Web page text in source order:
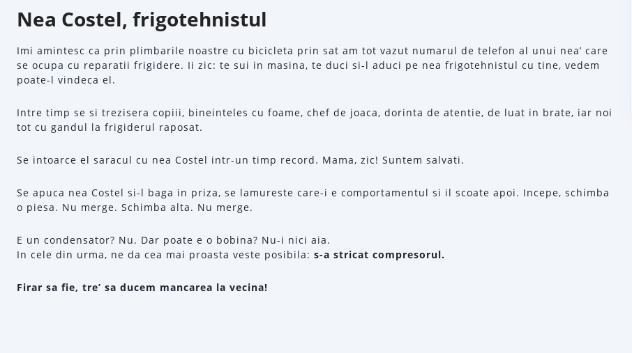
Nea Costel, frigotehnistul
Imi amintesc ca prin plimbarile noastre cu bicicleta prin sat am tot vazut numarul de telefon al unui nea’ care
se ocupa cu reparatii frigidere. Ii zic: te sui in masina, te duci si-l aduci pe nea frigotehnistul cu tine, vedem
poate-l vindeca el.
Intre timp se si trezisera copiii, bineinteles cu foame, chef de joaca, dorinta de atentie, de luat in brate, iar noi
tot cu gandul la frigiderul raposat.
Se intoarce el saracul cu nea Costel intr-un timp record. Mama, zic! Suntem salvati.
Se apuca nea Costel si-l baga in priza, se lamureste care-i e comportamentul si il scoate apoi. Incepe, schimba
o piesa. Nu merge. Schimba alta. Nu merge.
E un condensator? Nu. Dar poate e o bobina? Nu-i nici aia.
In cele din urma, ne da cea mai proasta veste posibila: s-a stricat compresorul.
Firar sa fie, tre’ sa ducem mancarea la vecina!